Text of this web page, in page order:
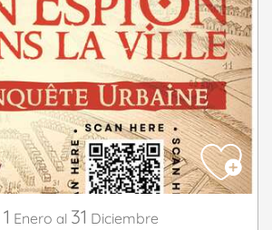
1 Enero al 31 Diciembre